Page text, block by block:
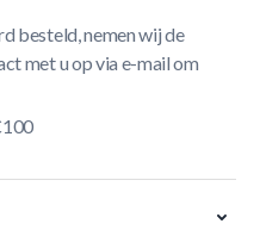
besteld, nemen wij de
met u op via e-mail om